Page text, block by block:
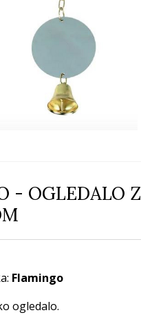
- OGLEDALO Z
Flamingo
ogledalo.